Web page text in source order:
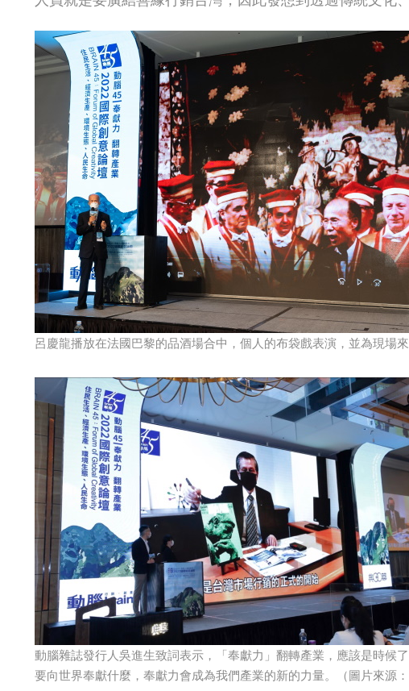
呂慶龍播放在法國巴黎的品酒場合中，個人的布袋戲表演，並為現場
動腦雜誌發行人吳進生致詞表示，「奉獻力」翻轉產業，應該是時候
要向世界奉獻什麼，奉獻力會成為我們產業的新的力量。（圖片來源：